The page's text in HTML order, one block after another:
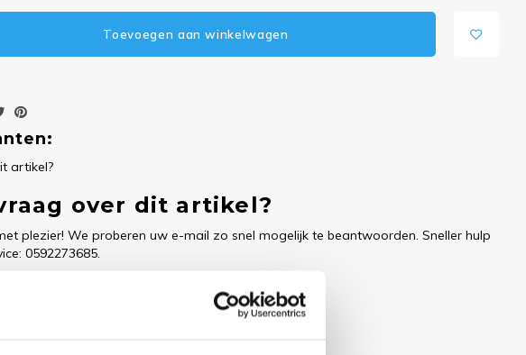
Toevoegen aan winkelwagen
over dit artikel?
plezier! We proberen uw e-mail zo snel mogelijk te beantwoorden. Sneller hulp
0592273685.